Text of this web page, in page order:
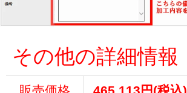
その他の詳細情報
販売価格 465,113円(税込)